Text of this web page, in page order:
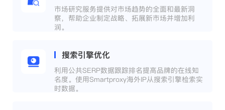
市场研究服务提供对市场趋势的全面和最新洞
察，帮助企业制定战略、拓展新市场并增加利
润。
搜索引擎优化
利用公共SERP数据跟踪排名提高品牌的在线知
名度。使用Smartproxy海外IP从搜索引擎检索实
时数据。